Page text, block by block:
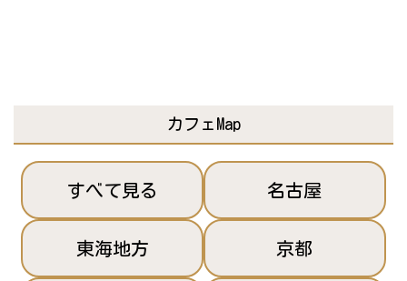
カフェMap
すべて見る 名古屋
東海地方 京都